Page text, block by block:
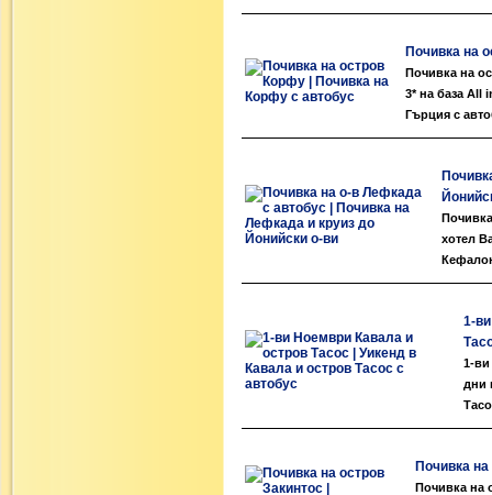
Почивка на
Почивка на
3* на база All
Гърция с
хотел
1-
1-ви
дни
Почивка
Почивка на